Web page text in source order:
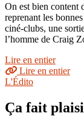
On est bien content
reprenant les
ciné-clubs, une
l’homme de Craig
Lire en entier
Lire en entier
L'Édito
Ça fait